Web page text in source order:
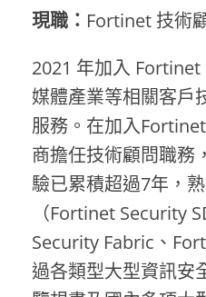
現職： Fortinet 技術
2021 年加入 Fortinet
媒體產業等相關客戶
服務。在加入
商擔任技術顧問職務
驗已累積超過7年，
（Fortinet Security
Security Fabric、
過各類型大型資訊安